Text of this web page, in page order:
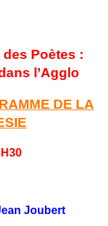
Poètes :
l’Agglo
DE LA
Joubert